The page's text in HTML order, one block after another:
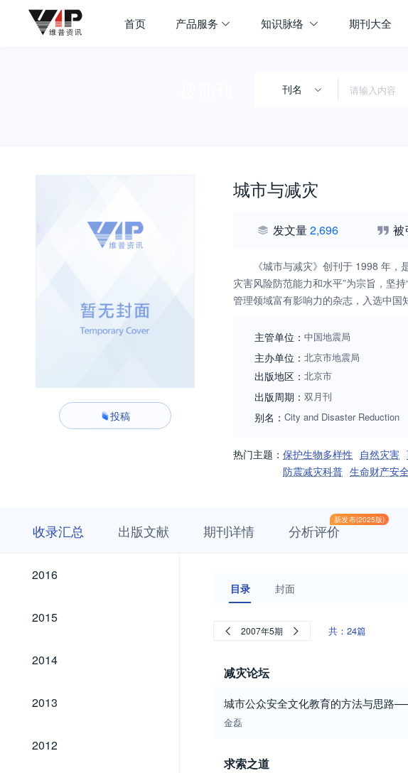
首页 产品服务 知识脉络 期刊大全
刊名
投稿
城市与减灾
发文量2,696 被
《城市与减灾》创刊于 1998 年
灾害风险防范能力和水平”为宗旨，坚
管理领域富有影响力的杂志，入选中国
主管单位： 中国地震局
主办单位： 北京市地震局
出版地区： 北京市
出版周期： 双月刊
别名： City and Disaster Reduction
热门主题： 保护生物多样性 自然灾害
防震减灾科普 生命财产安
收录汇总 出版文献 期刊详情
新发布(2025版)
分析评价
2016
2016
2015
2015
2014
2014
2013
2013
2012
2012
目录 封面
2007年5期 共：24篇
减灾论坛
城市公众安全文化教育的方法与思路
金磊
求索之道